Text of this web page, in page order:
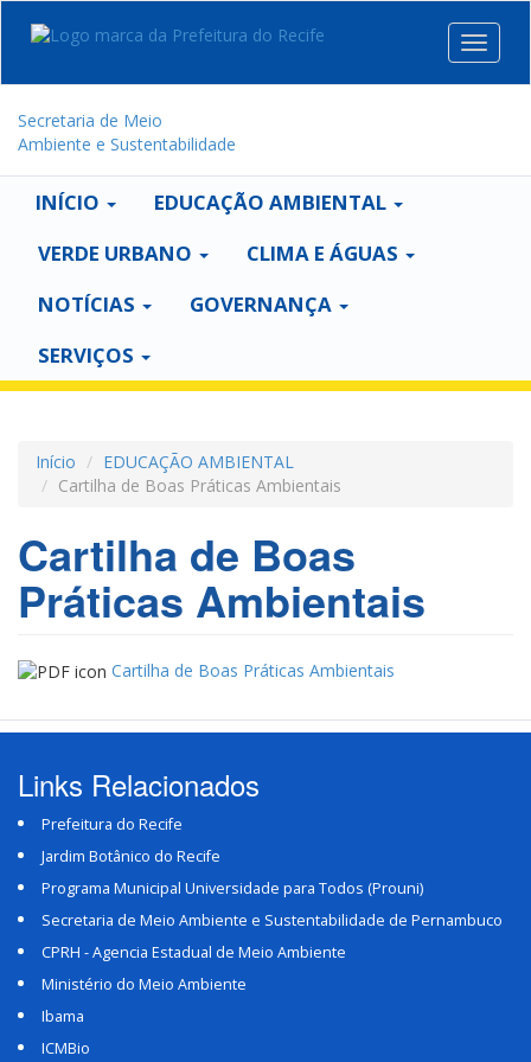
Toggle
Secretaria de Meio
Ambiente e Sustentabilidade
INÍCIO
EDUCAÇÃO AMBIENTAL
VERDE URBANO
CLIMA E ÁGUAS
NOTÍCIAS
GOVERNANÇA
SERVIÇOS
Início
EDUCAÇÃO AMBIENTAL
Cartilha de Boas Práticas Ambientais
Cartilha de Boas
Práticas Ambientais
Cartilha de Boas Práticas Ambientais
Links Relacionados
Prefeitura do Recife
Jardim Botânico do Recife
Programa Municipal Universidade para Todos (Prouni)
Secretaria de Meio Ambiente e Sustentabilidade de Pernambuco
CPRH - Agencia Estadual de Meio Ambiente
Ministério do Meio Ambiente
Ibama
ICMBio